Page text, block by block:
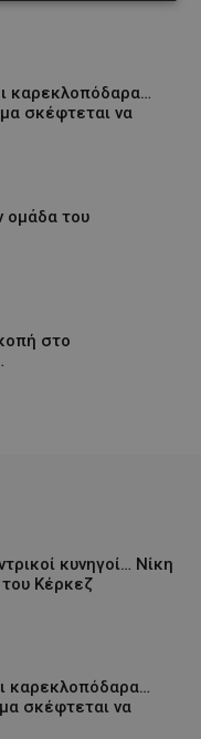
καρεκλοπόδαρα…
σκέφτεται να
ομάδα του
στο
κυνηγοί… Νίκη
Κέρκεζ
καρεκλοπόδαρα…
σκέφτεται να